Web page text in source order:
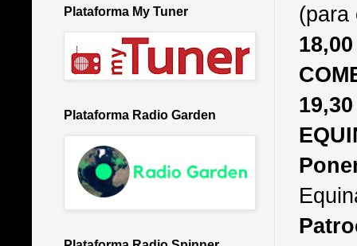
(para
Plataforma My Tuner
Plataforma Radio Garden